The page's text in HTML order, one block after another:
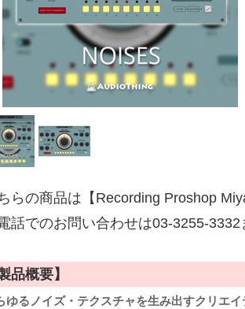
らの商品は【Recording Proshop
話でのお問い合わせは03-3255-3332
品概要】
ゆるノイズ・テクスチャを生み出すクリエイ